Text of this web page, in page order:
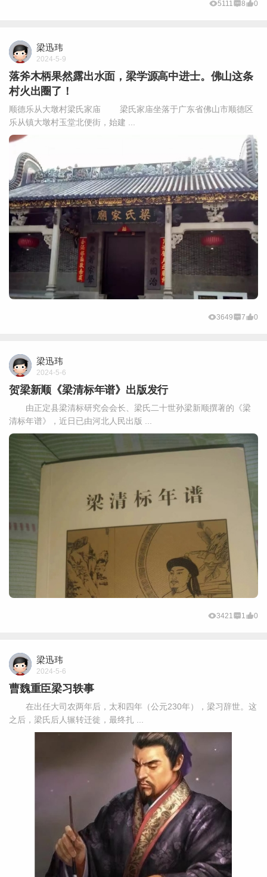
5111 8 0
梁迅玮
2024-5-9
落斧木柄果然露出水面，梁学源高中进士。佛山这条
村火出圈了！
顺德乐从大墩村梁氏家庙 梁氏家庙坐落于广东省佛山市顺德区
乐从镇大墩村玉堂北便街，始建 ...
3649 7 0
梁迅玮
2024-5-6
贺梁新顺《梁清标年谱》出版发行
由正定县梁清标研究会会长、梁氏二十世孙梁新顺撰著的《梁
清标年谱》，近日已由河北人民出版 ...
3421 1 0
梁迅玮
2024-5-6
曹魏重臣梁习轶事
在出任大司农两年后，太和四年（公元230年），梁习辞世。这
之后，梁氏后人辗转迁徙，最终扎 ...